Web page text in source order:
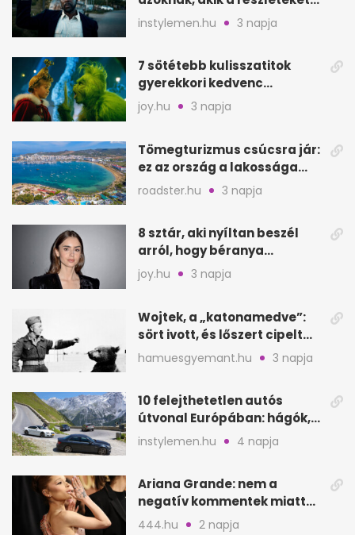
keresik
instylemen.hu 3 napja
7 sötétebb kulisszatitok
gyerekkori kedvenc
filmjeinkről a Joy szerint
joy.hu 3 napja
Tömegturizmus csúcsra jár:
ez az ország a lakossága
kétszeresét fogadja
roadster.hu 3 napja
8 sztár, aki nyíltan beszél
arról, hogy béranya
segítette a családalapítást
joy.hu 3 napja
Wojtek, a „katonamedve”:
sört ivott, és lőszert cipelt
Monte Cassinónál
hamuesgyemant.hu 3 napja
10 felejthetetlen autós
útvonal Európában: hágók,
partok, fjordok
instylemen.hu 4 napja
Ariana Grande: nem a
negatív kommentek miatt
vonul vissza
444.hu 2 napja